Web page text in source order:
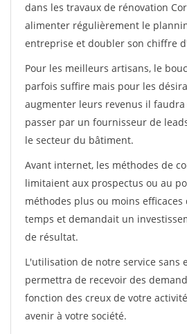
dans les travaux de rénovation
alimenter régulièrement le
entreprise et doubler son chiffre
Pour les meilleurs artisans, le
parfois suffire mais pour les
augmenter leurs revenus il
passer par un fournisseur de
le secteur du bâtiment.
Avant internet, les méthodes de
limitaient aux prospectus ou au
méthodes plus ou moins
temps et demandait un
de résultat.
L'utilisation de notre service sans
permettra de recevoir des
fonction des creux de votre
avenir à votre société.